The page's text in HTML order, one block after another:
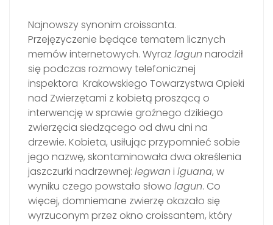
Najnowszy synonim croissanta.
Przejęzyczenie będące tematem licznych
memów internetowych. Wyraz lagun narodził
się podczas rozmowy telefonicznej
inspektora Krakowskiego Towarzystwa Opieki
nad Zwierzętami z kobietą proszącą o
interwencję w sprawie groźnego dzikiego
zwierzęcia siedzącego od dwu dni na
drzewie. Kobieta, usiłując przypomnieć sobie
jego nazwę, skontaminowała dwa określenia
jaszczurki nadrzewnej: legwan i iguana, w
wyniku czego powstało słowo lagun. Co
więcej, domniemane zwierzę okazało się
wyrzuconym przez okno croissantem, który